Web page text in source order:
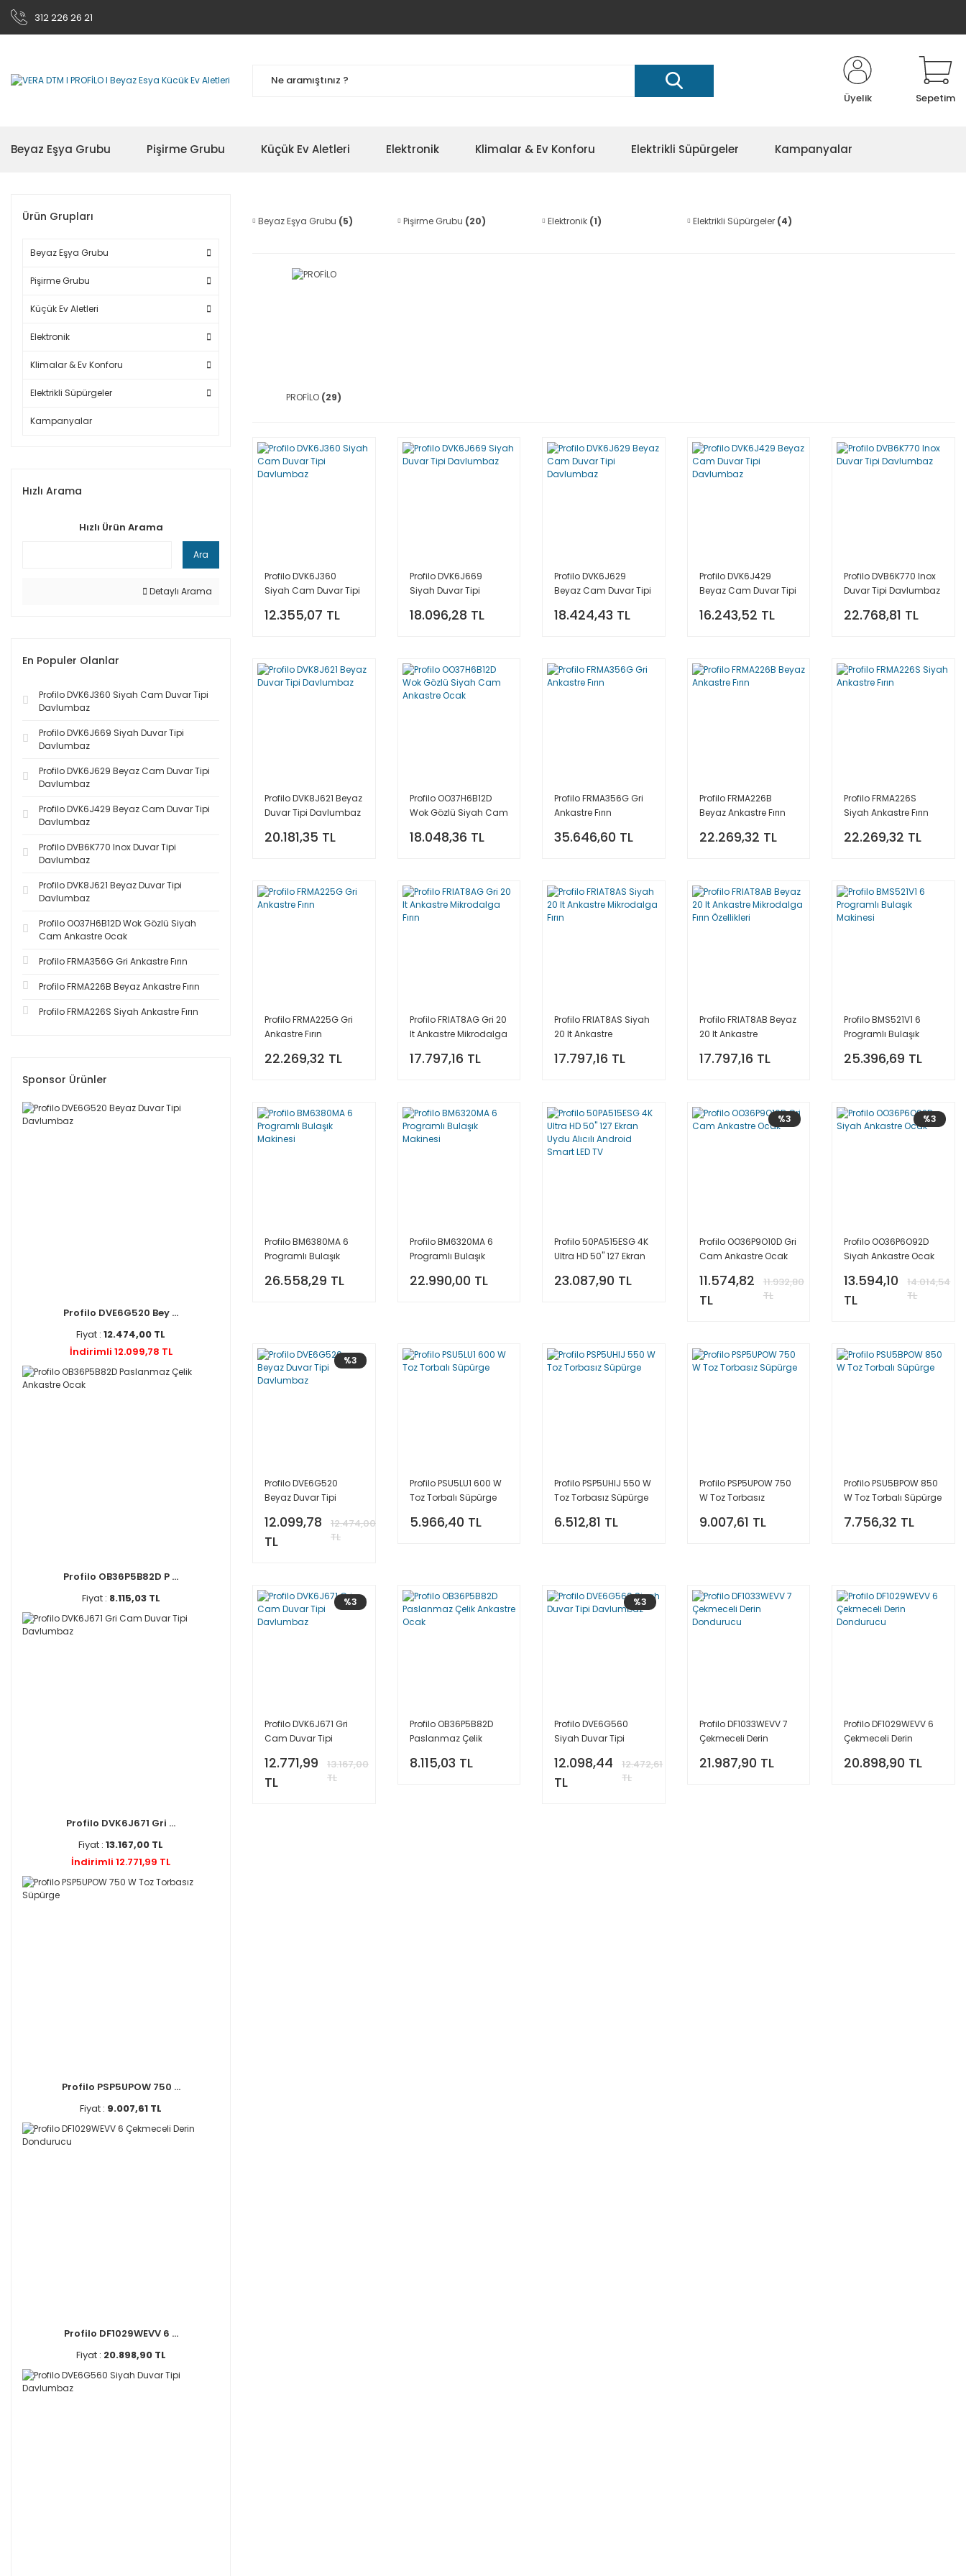
312 226 26 21
Üyelik Sepetim
Beyaz Eşya Grubu Pişirme Grubu Küçük Ev Aletleri Elektronik Klimalar & Ev Konforu Elektrikli Süpürgeler Kampanyalar
Ürün Grupları
Beyaz Eşya Grubu
Pişirme Grubu
Küçük Ev Aletleri
Elektronik
Klimalar & Ev Konforu
Elektrikli Süpürgeler
Kampanyalar
Hızlı Arama
Hızlı Ürün Arama
Ara
Detaylı Arama
En Populer Olanlar
Profilo DVK6J360 Siyah Cam Duvar Tipi
Davlumbaz
Profilo DVK6J669 Siyah Duvar Tipi
Davlumbaz
Profilo DVK6J629 Beyaz Cam Duvar Tipi
Davlumbaz
Profilo DVK6J429 Beyaz Cam Duvar Tipi
Davlumbaz
Profilo DVB6K770 Inox Duvar Tipi
Davlumbaz
Profilo DVK8J621 Beyaz Duvar Tipi
Davlumbaz
Profilo OO37H6B12D Wok Gözlü Siyah
Cam Ankastre Ocak
Profilo FRMA356G Gri Ankastre Fırın
Profilo FRMA226B Beyaz Ankastre Fırın
Profilo FRMA226S Siyah Ankastre Fırın
Sponsor Ürünler
Profilo DVE6G520 Bey ...
Fiyat : 12.474,00 TL
İndirimli 12.099,78 TL
Profilo OB36P5B82D P ...
Fiyat : 8.115,03 TL
Profilo DVK6J671 Gri ...
Fiyat : 13.167,00 TL
İndirimli 12.771,99 TL
Profilo PSP5UPOW 750 ...
Fiyat : 9.007,61 TL
Profilo DF1029WEVV 6 ...
Fiyat : 20.898,90 TL
Beyaz Eşya Grubu (5) Pişirme Grubu (20) Elektronik (1) Elektrikli Süpürgeler (4)
PROFİLO (29)
Profilo DVK6J360
Siyah Cam Duvar Tipi
12.355,07 TL
Profilo DVK6J669
Siyah Duvar Tipi
18.096,28 TL
Profilo DVK6J629
Beyaz Cam Duvar Tipi
18.424,43 TL
Profilo DVK6J429
Beyaz Cam Duvar Tipi
16.243,52 TL
Profilo DVB6K770 Inox
Duvar Tipi Davlumbaz
22.768,81 TL
Profilo DVK8J621 Beyaz
Duvar Tipi Davlumbaz
20.181,35 TL
Profilo OO37H6B12D
Wok Gözlü Siyah Cam
18.048,36 TL
Profilo FRMA356G Gri
Ankastre Fırın
35.646,60 TL
Profilo FRMA226B
Beyaz Ankastre Fırın
22.269,32 TL
Profilo FRMA226S
Siyah Ankastre Fırın
22.269,32 TL
Profilo FRMA225G Gri
Ankastre Fırın
22.269,32 TL
Profilo FRIAT8AG Gri 20
lt Ankastre Mikrodalga
17.797,16 TL
Profilo FRIAT8AS Siyah
20 lt Ankastre
17.797,16 TL
Profilo FRIAT8AB Beyaz
20 lt Ankastre
Özellikleri
17.797,16 TL
Profilo BMS521V1 6
Programlı Bulaşık
25.396,69 TL
Profilo BM6380MA 6
Programlı Bulaşık
26.558,29 TL
Profilo BM6320MA 6
Programlı Bulaşık
22.990,00 TL
Profilo 50PA515ESG 4K
Ultra HD 50'' 127 Ekran
Smart LED TV
23.087,90 TL
%3
Profilo OO36P9O10D Gri
Cam Ankastre Ocak
11.574,82
TL
11.932,80
TL
%3
Profilo OO36P6O92D
Siyah Ankastre Ocak
13.594,10
TL
14.014,54
TL
%3
Profilo DVE6G520
Beyaz Duvar Tipi
12.099,78
TL
12.474,00
TL
Profilo PSU5LU1 600 W
Toz Torbalı Süpürge
5.966,40 TL
Profilo PSP5UHIJ 550 W
Toz Torbasız Süpürge
6.512,81 TL
Profilo PSP5UPOW 750
W Toz Torbasız
9.007,61 TL
Profilo PSU5BPOW 850
W Toz Torbalı Süpürge
7.756,32 TL
%3
Profilo DVK6J671 Gri
Cam Duvar Tipi
12.771,99
TL
13.167,00
TL
Profilo OB36P5B82D
Paslanmaz Çelik
8.115,03 TL
%3
Profilo DVE6G560
Siyah Duvar Tipi
12.098,44
TL
12.472,61
TL
Profilo DF1033WEVV 7
Çekmeceli Derin
21.987,90 TL
Profilo DF1029WEVV 6
Çekmeceli Derin
20.898,90 TL